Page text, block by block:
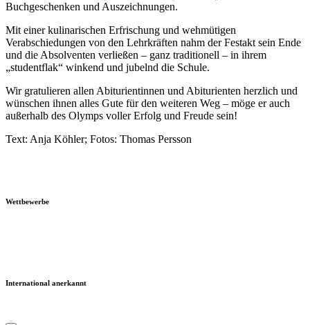
Buchgeschenken und Auszeichnungen.
Mit einer kulinarischen Erfrischung und wehmütigen
Verabschiedungen von den Lehrkräften nahm der Festakt sein Ende
und die Absolventen verließen – ganz traditionell – in ihrem
„studentflak“ winkend und jubelnd die Schule.
Wir gratulieren allen Abiturientinnen und Abiturienten herzlich und
wünschen ihnen alles Gute für den weiteren Weg – möge er auch
außerhalb des Olymps voller Erfolg und Freude sein!
Text: Anja Köhler; Fotos: Thomas Persson
Wettbewerbe
International anerkannt